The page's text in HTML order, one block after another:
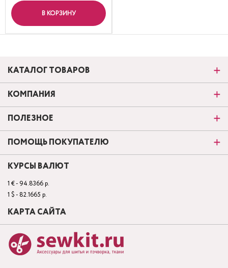
В КОРЗИНУ
КАТАЛОГ ТОВАРОВ
КОМПАНИЯ
ПОЛЕЗНОЕ
ПОМОЩЬ ПОКУПАТЕЛЮ
КУРСЫ ВАЛЮТ
1 € - 94.8366 р.
1 $ - 82.1665 р.
КАРТА САЙТА